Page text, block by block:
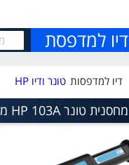
דיו למדפסת
דיו למדפסות טונר ודיו HP
מחסנית טונר HP 103A מק"ט HP 103A LaserJet Toner Cartridge W1103A